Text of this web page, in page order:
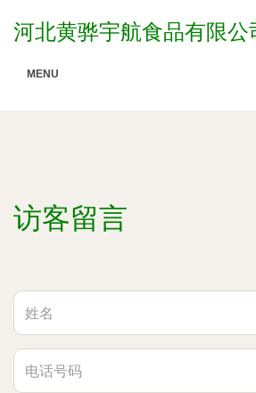
河北黄骅宇航食品有限公
MENU
访客留言